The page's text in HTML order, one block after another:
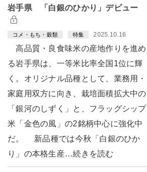
岩手県 「白銀のひかり」デビュー
コメ・もち・穀類 特集 2025.10.16
高品質・良食味米の産地作りを進め
る岩手県は、一等米比率全国1位に輝
く。オリジナル品種として、業務用・
家庭用双方に向き、栽培面積拡大中の
「銀河のしずく」と、フラッグシップ
米「金色の風」の2銘柄中心に強化中
だ。 新品種では今秋「白銀のひか
り」の本格生産…続きを読む